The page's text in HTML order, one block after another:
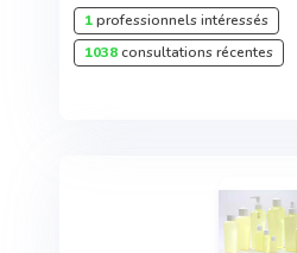
1professionnels intéressés
1038consultations récentes